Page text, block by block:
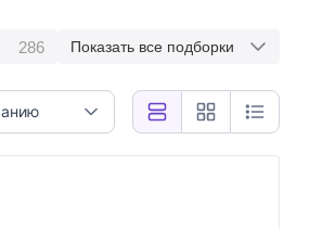
286 Показать все подборки